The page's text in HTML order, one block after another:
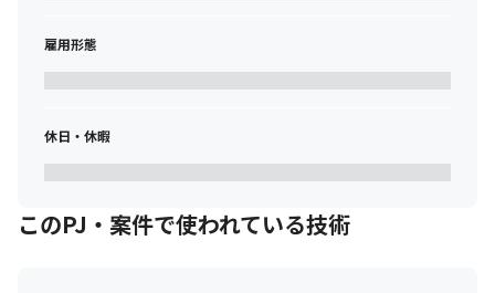
雇用形態
休日・休暇
このPJ・案件で使われている技術